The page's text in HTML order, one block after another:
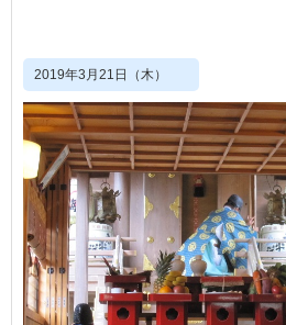
2019年3月21日（木）